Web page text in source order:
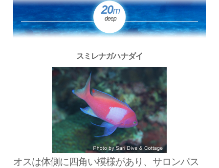
20m
deep
スミレナガハナダイ
オスは体側に四角い模様があり、サロンパス